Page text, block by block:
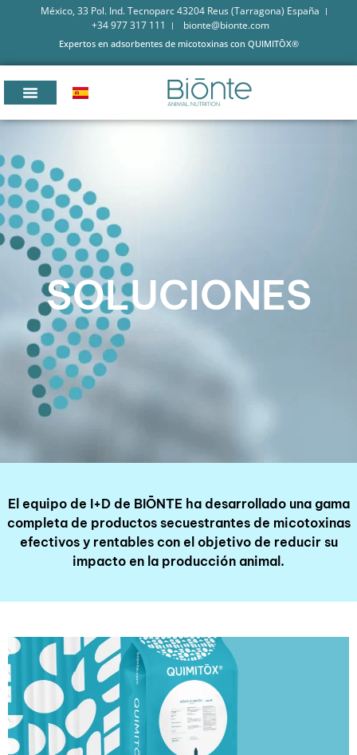
México, 33 Pol. Ind. Tecnoparc 43204 Reus (Tarragona) España
+34 977 317 111
bionte@bionte.com
Expertos en adsorbentes de micotoxinas con QUIMITŌX®
SOLUCIONES
El equipo de I+D de BIŌNTE ha desarrollado una gama
completa de productos secuestrantes de micotoxinas
efectivos y rentables con el objetivo de reducir su
impacto en la producción animal.